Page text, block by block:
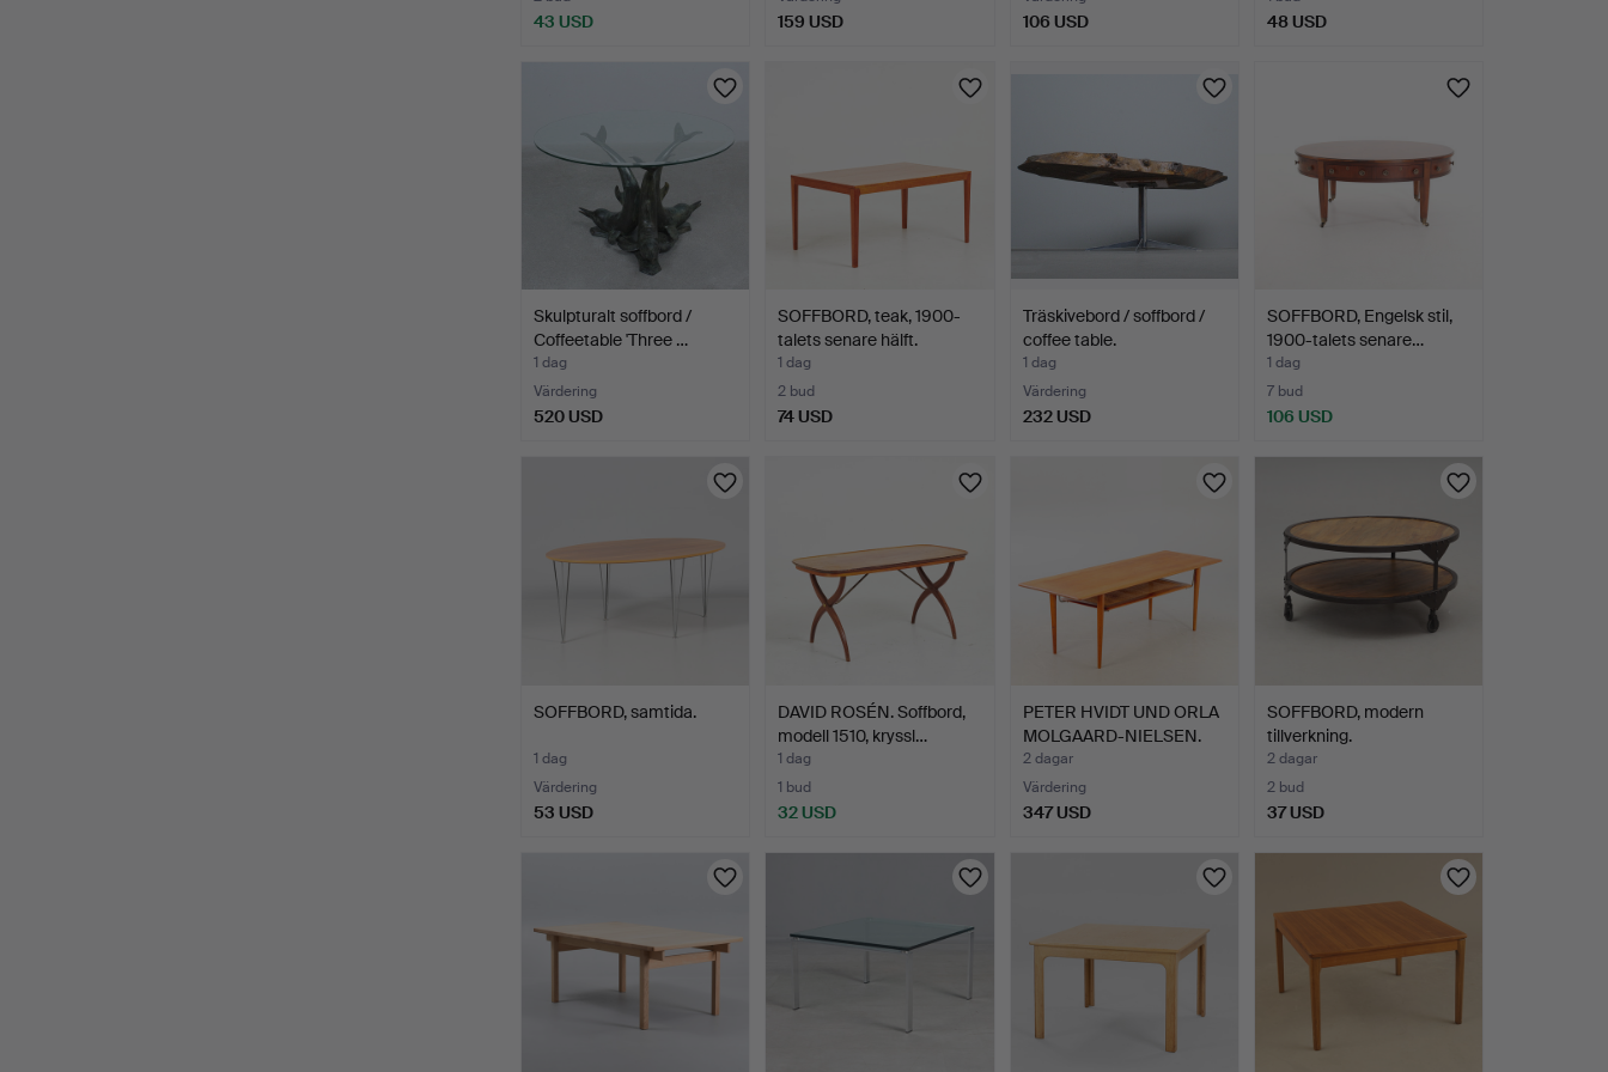
43 USD 159 USD 106 USD 48 USD
Skulpturalt soffbord /
Coffeetable 'Three …
1 dag
Värdering
520 USD
SOFFBORD, teak, 1900-
talets senare hälft.
1 dag
2 bud
74 USD
Träskivebord / soffbord /
coffee table.
1 dag
Värdering
232 USD
SOFFBORD, Engelsk stil,
1900-talets senare…
1 dag
7 bud
106 USD
SOFFBORD, samtida.
1 dag
Värdering
53 USD
DAVID ROSÉN. Soffbord,
modell 1510, kryssl…
1 dag
1 bud
32 USD
PETER HVIDT UND ORLA
MOLGAARD-NIELSEN.
Fra…
2 dagar
Värdering
347 USD
SOFFBORD, modern
tillverkning.
2 dagar
2 bud
37 USD